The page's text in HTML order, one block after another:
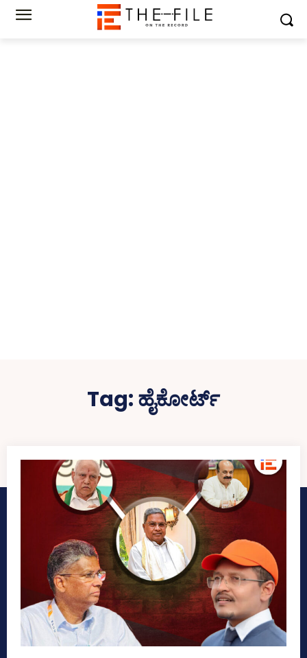
Tag:ಹೈಕೋರ್ಟ್